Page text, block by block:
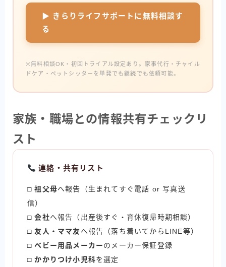
▶ きらりライフサポートに無料相談す
る
※無料相談OK・初回トライアル設定あり。家事代行・チャイル
ドケア・ペットシッターを単発でも継続でも依頼可能。
家族・職場との情報共有チェックリ
スト
連絡・共有リスト
□祖父母へ報告（生まれてすぐ電話 or 写真送
信）
□会社へ報告（出産後すぐ・育休復帰時期相談）
□友人・ママ友 へ報告（落ち着いてからLINE等）
□ベビー用品メーカーのメーカー保証登録
□かかりつけ小児科を選定